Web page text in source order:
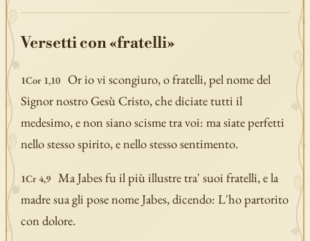
Versetti con «fratelli»
1Cor 1,10
Or io vi scongiuro, o fratelli, pel nome del
Signor nostro Gesù Cristo, che diciate tutti il
medesimo, e non siano scisme tra voi: ma siate perfetti
nello stesso spirito, e nello stesso sentimento.
1Cr 4,9
Ma Jabes fu il più illustre tra' suoi fratelli, e la
madre sua gli pose nome Jabes, dicendo: L'ho partorito
con dolore.